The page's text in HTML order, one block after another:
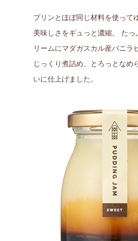
プリンとほぼ同じ材料を使って
美味しさをギュっと濃縮。 たっ
リームにマダガスカル産バニラ
じっくり煮詰め、とろっとなめ
いに仕上げました。